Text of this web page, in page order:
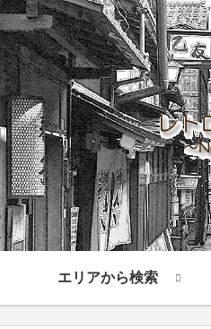
エリアから検索